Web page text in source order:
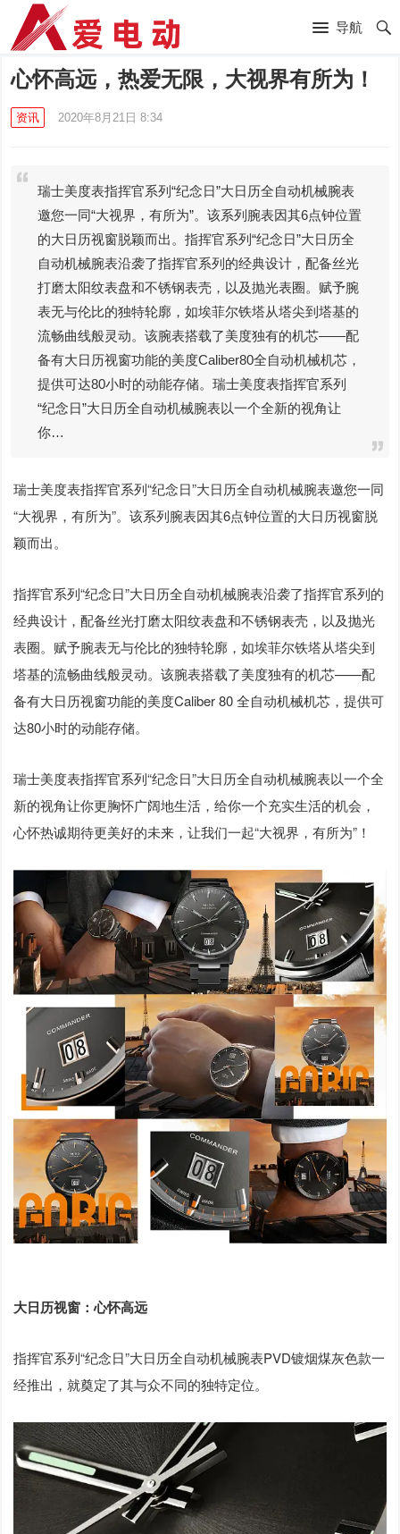
导航
心怀高远，热爱无限，大视界有所为！
资讯 2020年8月21日 8:34
瑞士美度表指挥官系列“纪念日”大日历全自动机械腕表
邀您一同“大视界，有所为”。该系列腕表因其6点钟位置
的大日历视窗脱颖而出。指挥官系列“纪念日”大日历全
自动机械腕表沿袭了指挥官系列的经典设计，配备丝光
打磨太阳纹表盘和不锈钢表壳，以及抛光表圈。赋予腕
表无与伦比的独特轮廓，如埃菲尔铁塔从塔尖到塔基的
流畅曲线般灵动。该腕表搭载了美度独有的机芯——配
备有大日历视窗功能的美度Caliber80全自动机械机芯，
提供可达80小时的动能存储。瑞士美度表指挥官系列
“纪念日”大日历全自动机械腕表以一个全新的视角让
你…
瑞士美度表指挥官系列“纪念日”大日历全自动机械腕表邀您一同
“大视界，有所为”。该系列腕表因其6点钟位置的大日历视窗脱
颖而出。
指挥官系列“纪念日”大日历全自动机械腕表沿袭了指挥官系列的
经典设计，配备丝光打磨太阳纹表盘和不锈钢表壳，以及抛光
表圈。赋予腕表无与伦比的独特轮廓，如埃菲尔铁塔从塔尖到
塔基的流畅曲线般灵动。该腕表搭载了美度独有的机芯——配
备有大日历视窗功能的美度Caliber 80 全自动机械机芯，提供可
达80小时的动能存储。
瑞士美度表指挥官系列“纪念日”大日历全自动机械腕表以一个全
新的视角让你更胸怀广阔地生活，给你一个充实生活的机会，
心怀热诚期待更美好的未来，让我们一起“大视界，有所为”！
大日历视窗：心怀高远
指挥官系列“纪念日”大日历全自动机械腕表PVD镀烟煤灰色款一
经推出，就奠定了其与众不同的独特定位。